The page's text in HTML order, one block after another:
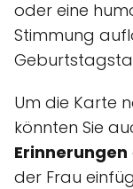
oder eine
Stimmung
Um die Karte
könnten Sie
Erinnerungen
der Frau